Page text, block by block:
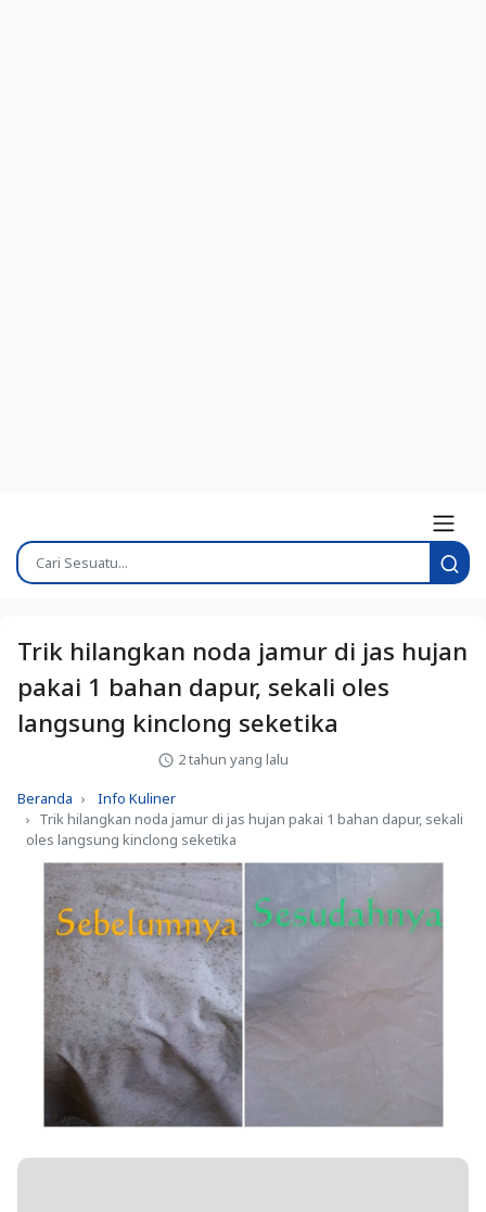
Trik hilangkan noda jamur di jas hujan
pakai 1 bahan dapur, sekali oles
langsung kinclong seketika
2 tahun yang lalu
Beranda
Info Kuliner
Trik hilangkan noda jamur di jas hujan pakai 1 bahan dapur, sekali
oles langsung kinclong seketika